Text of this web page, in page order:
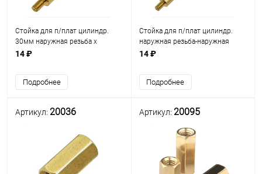
Стойка для п/плат цилиндр.
30мм наружная резьба х
наружная резьба М3мм L=5мм)
(PCNN-30)
14 ₽
Подробнее
Стойка для п/плат цилиндр.
наружная резьба-наружная
резьба (5мм) М3x40 латунь (под
14 ₽
Подробнее
Артикул: 20036 Артикул: 20095